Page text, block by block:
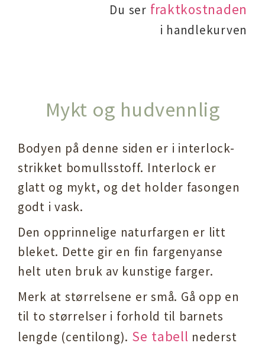
Du ser fraktkostnaden
i handlekurven
Mykt og hudvennlig
Bodyen på denne siden er i interlock-
strikket bomullsstoff. Interlock er
glatt og mykt, og det holder fasongen
godt i vask.
Den opprinnelige naturfargen er litt
bleket. Dette gir en fin fargenyanse
helt uten bruk av kunstige farger.
Merk at størrelsene er små. Gå opp en
til to størrelser i forhold til barnets
lengde (centilong). Se tabell nederst